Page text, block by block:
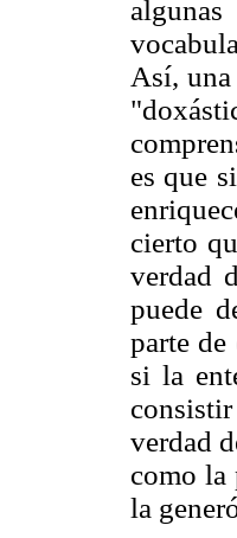
Así,
es que
cierto
verdad
puede
parte
si la
verdad
como la
la